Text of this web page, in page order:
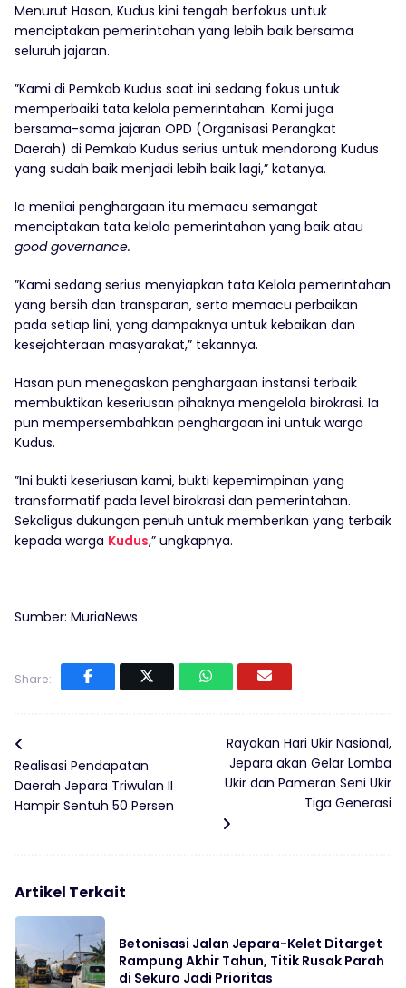
Menurut Hasan, Kudus kini tengah berfokus untuk
menciptakan pemerintahan yang lebih baik bersama
seluruh jajaran.
”Kami di Pemkab Kudus saat ini sedang fokus untuk
memperbaiki tata kelola pemerintahan. Kami juga
bersama-sama jajaran OPD (Organisasi Perangkat
Daerah) di Pemkab Kudus serius untuk mendorong Kudus
yang sudah baik menjadi lebih baik lagi,” katanya.
Ia menilai penghargaan itu memacu semangat
menciptakan tata kelola pemerintahan yang baik atau
good governance.
”Kami sedang serius menyiapkan tata Kelola pemerintahan
yang bersih dan transparan, serta memacu perbaikan
pada setiap lini, yang dampaknya untuk kebaikan dan
kesejahteraan masyarakat,” tekannya.
Hasan pun menegaskan penghargaan instansi terbaik
membuktikan keseriusan pihaknya mengelola birokrasi. Ia
pun mempersembahkan penghargaan ini untuk warga
Kudus.
”Ini bukti keseriusan kami, bukti kepemimpinan yang
transformatif pada level birokrasi dan pemerintahan.
Sekaligus dukungan penuh untuk memberikan yang terbaik
kepada warga Kudus,” ungkapnya.
Sumber: MuriaNews
Share:
Realisasi Pendapatan
Daerah Jepara Triwulan II
Hampir Sentuh 50 Persen
Rayakan Hari Ukir Nasional,
Jepara akan Gelar Lomba
Ukir dan Pameran Seni Ukir
Tiga Generasi
Artikel Terkait
Betonisasi Jalan Jepara-Kelet Ditarget
Rampung Akhir Tahun, Titik Rusak Parah
di Sekuro Jadi Prioritas